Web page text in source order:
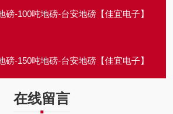
磅-100吨地磅-台安地磅【佳宜电子】
磅-150吨地磅-台安地磅【佳宜电子】
在线留言